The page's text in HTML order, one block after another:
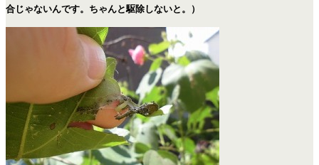
合じゃないんです。ちゃんと駆除しないと。）